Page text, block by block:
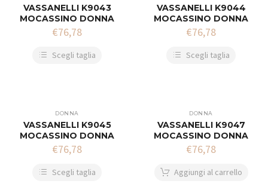
VASSANELLI K9043
MOCASSINO DONNA
€76,78
Scegli taglia
VASSANELLI K9044
MOCASSINO DONNA
€76,78
Scegli taglia
DONNA
VASSANELLI K9045
MOCASSINO DONNA
€76,78
Scegli taglia
DONNA
VASSANELLI K9047
MOCASSINO DONNA
€76,78
Aggiungi al carrello